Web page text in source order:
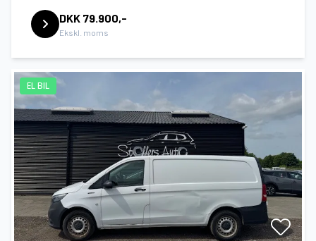
DKK 79.900,-
Ekskl. moms
EL BIL